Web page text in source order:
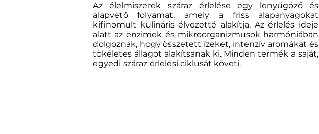
Az élelmiszerek száraz érlelése egy lenyűgöző és
alapvető folyamat, amely a friss alapanyagokat
kifinomult kulináris élvezetté alakítja. Az érlelés ideje
alatt az enzimek és mikroorganizmusok harmóniában
dolgoznak, hogy összetett ízeket, intenzív aromákat és
tökéletes állagot alakítsanak ki. Minden termék a saját,
egyedi száraz érlelési ciklusát követi.